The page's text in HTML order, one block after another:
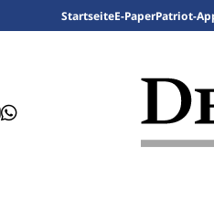
StartseiteE-PaperPatriot-